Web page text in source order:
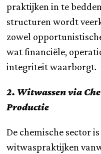
praktijken in te
structuren wordt
zowel
wat financiële,
integriteit waarborgt.
2. Witwassen via
Productie
De chemische sector
witwaspraktijken